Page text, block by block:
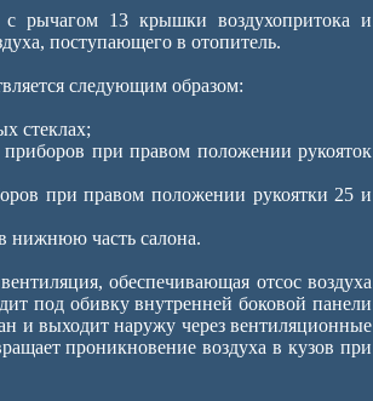
с рычагом 13 крышки воздухопритока и
поступающего в отопитель.
следующим образом:
стеклах;
при правом положении рукояток
при правом положении рукоятки 25 и
нижнюю часть салона.
обеспечивающая отсос воздуха
под обивку внутренней боковой панели
и выходит наружу через вентиляционные
проникновение воздуха в кузов при